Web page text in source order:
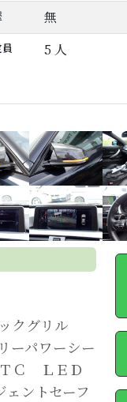
無
5 人
クグリル
パワーシー
Ｃ ＬＥＤ
ントセーフ